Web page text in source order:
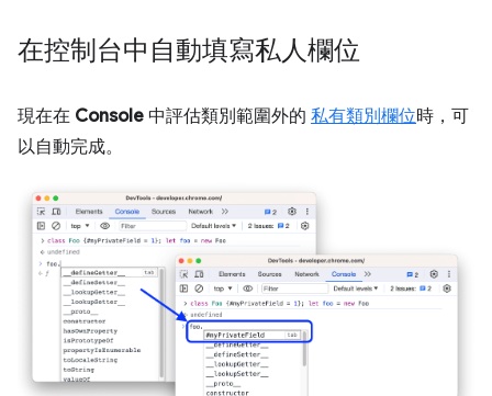
在控制台中自動填寫私人欄位
現在在 Console 中評估類別範圍外的 私有類別欄位時，可
以自動完成。